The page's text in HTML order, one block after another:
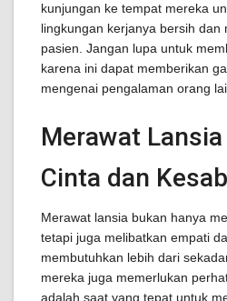
kunjungan ke tempat mereka
lingkungan kerjanya bersih dan
pasien. Jangan lupa untuk
karena ini dapat memberikan
mengenai pengalaman orang
Merawat
Cinta dan
Merawat lansia bukan hanya
tetapi juga melibatkan empati
membutuhkan lebih dari
mereka juga memerlukan
adalah saat yang tepat untuk